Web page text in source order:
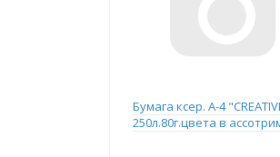
Бумага ксер. А-4
250л.80г.цвета в